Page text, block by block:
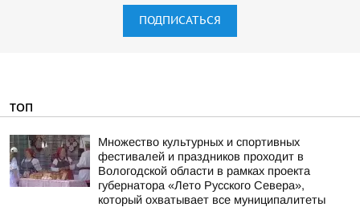
ПОДПИСАТЬСЯ
ТОП
Множество культурных и спортивных
фестивалей и праздников проходит в
Вологодской области в рамках проекта
губернатора «Лето Русского Севера»,
который охватывает все муниципалитеты